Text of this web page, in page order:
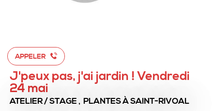
APPELER
J'peux pas, j'ai jardin ! Vendredi
24 mai
ATELIER / STAGE , PLANTESÀ SAINT-RIVOAL